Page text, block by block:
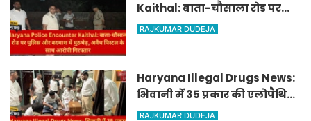
Kaithal: बाता-चौसाला रोड पर
पुलिस और बदमाश में मुठभेड़, अवैध
RAJKUMAR DUDEJA
Haryana Illegal Drugs News:
भिवानी में 35 प्रकार की एलोपैथिक
और प्रतिबंधित नशीली दवाइयां
RAJKUMAR DUDEJA